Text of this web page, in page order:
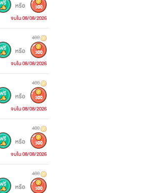
หรือ 300
จบใน 08/08/2026
400
หรือ 300
จบใน 08/08/2026
400
หรือ 300
จบใน 08/08/2026
400
หรือ 300
จบใน 08/08/2026
400
หรือ 300